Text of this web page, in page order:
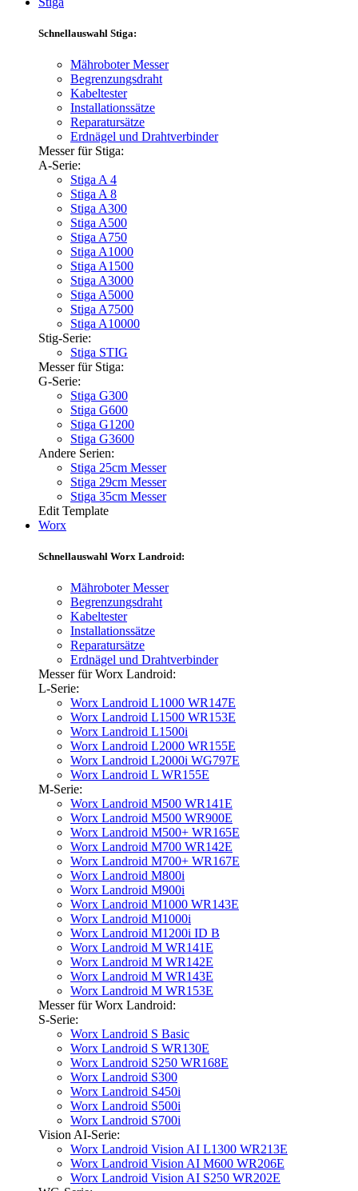
Schnellauswahl Stiga:
Mähroboter Messer
Begrenzungsdraht
Kabeltester
Installationssätze
Reparatursätze
Erdnägel und Drahtverbinder
Messer für Stiga:
A-Serie:
Stiga A 4
Stiga A 8
Stiga A300
Stiga A500
Stiga A750
Stiga A1000
Stiga A1500
Stiga A3000
Stiga A5000
Stiga A7500
Stiga A10000
Stig-Serie:
Stiga STIG
Messer für Stiga:
G-Serie:
Stiga G300
Stiga G600
Stiga G1200
Stiga G3600
Andere Serien:
Stiga 25cm Messer
Stiga 29cm Messer
Stiga 35cm Messer
Edit Template
Worx
Schnellauswahl Worx Landroid:
Mähroboter Messer
Begrenzungsdraht
Kabeltester
Installationssätze
Reparatursätze
Erdnägel und Drahtverbinder
Messer für Worx Landroid:
L-Serie:
Worx Landroid L1000 WR147E
Worx Landroid L1500 WR153E
Worx Landroid L1500i
Worx Landroid L2000 WR155E
Worx Landroid L2000i WG797E
Worx Landroid L WR155E
M-Serie:
Worx Landroid M500 WR141E
Worx Landroid M500 WR900E
Worx Landroid M500+ WR165E
Worx Landroid M700 WR142E
Worx Landroid M700+ WR167E
Worx Landroid M800i
Worx Landroid M900i
Worx Landroid M1000 WR143E
Worx Landroid M1000i
Worx Landroid M1200i ID B
Worx Landroid M WR141E
Worx Landroid M WR142E
Worx Landroid M WR143E
Worx Landroid M WR153E
Messer für Worx Landroid:
S-Serie:
Worx Landroid S Basic
Worx Landroid S WR130E
Worx Landroid S250 WR168E
Worx Landroid S300
Worx Landroid S450i
Worx Landroid S500i
Worx Landroid S700i
Vision AI-Serie:
Worx Landroid Vision AI L1300 WR213E
Worx Landroid Vision AI M600 WR206E
Worx Landroid Vision AI S250 WR202E